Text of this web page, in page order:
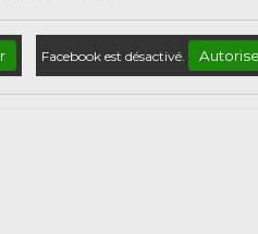
Facebook est désactivé.